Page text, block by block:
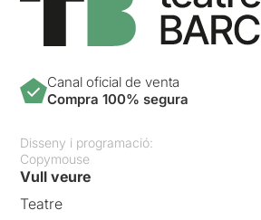
Canal oficial de venta
Compra 100% segura
Disseny i programació:
Copymouse
Vull veure
Teatre